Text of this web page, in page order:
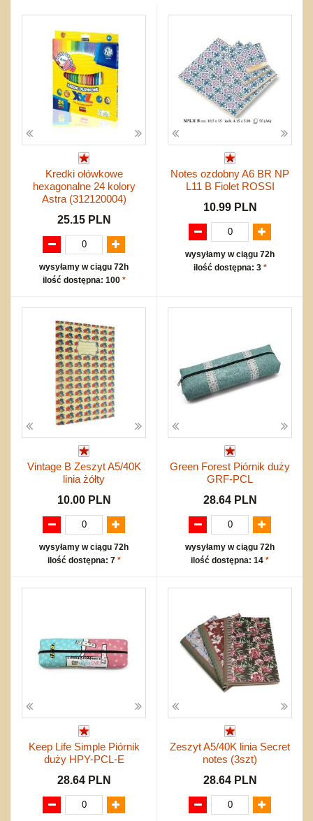
Okolicznościowe i świąteczne
Dźwiekowe
Bajkowe
Karuzelki
Maty do zabawy
Do rozkręcania
Pojazdy
Mebelki
Innedo koszykówki
Nowości
Wyprzedaż
Promocje
Zakupy hurtowe
Koszty przesyłki
Regulamin
Kontakt
Kredki ołówkowe
hexagonalne 24 kolory
Astra (312120004)
25.15 PLN
wysyłamy w ciągu 72h
ilość dostępna: 100 *
Notes ozdobny A6 BR NP
L11 B Fiolet ROSSI
10.99 PLN
wysyłamy w ciągu 72h
ilość dostępna: 3 *
Vintage B Zeszyt A5/40K
linia żółty
10.00 PLN
wysyłamy w ciągu 72h
ilość dostępna: 7 *
Green Forest Piórnik duży
GRF-PCL
28.64 PLN
wysyłamy w ciągu 72h
ilość dostępna: 14 *
Keep Life Simple Piórnik
duży HPY-PCL-E
28.64 PLN
Zeszyt A5/40K linia Secret
notes (3szt)
28.64 PLN